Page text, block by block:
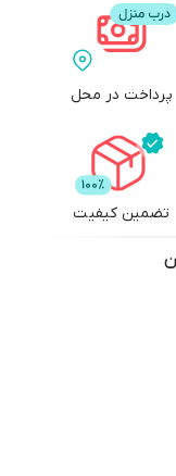
پرداخت در محل
تضمین کیفیت